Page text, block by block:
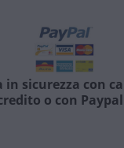
in sicurezza con
o con